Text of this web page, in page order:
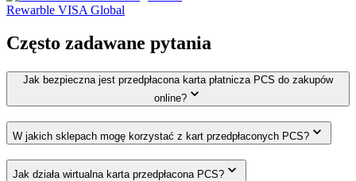
Rewarble VISA Global
Często zadawane pytania
Jak bezpieczna jest przedpłacona karta płatnicza PCS do zakupów
online?
W jakich sklepach mogę korzystać z kart przedpłaconych PCS?
Jak działa wirtualna karta przedpłacona PCS?